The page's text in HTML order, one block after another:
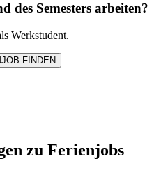
des Semesters arbeiten?
Werkstudent.
FINDEN
zu Ferienjobs